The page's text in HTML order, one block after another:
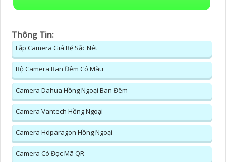
Thông Tin:
Lắp Camera Giá Rẻ Sắc Nét
Bộ Camera Ban Đêm Có Màu
Camera Dahua Hồng Ngoại Ban Đêm
Camera Vantech Hồng Ngoại
Camera Hdparagon Hồng Ngoại
Camera Có Đọc Mã QR